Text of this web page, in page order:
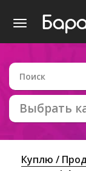
Выбрать
Куплю /